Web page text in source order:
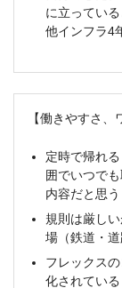
に立ってい
他インフラ4
【働きやすさ、
定時で帰れ
囲でいつで
内容だと思
規則は厳し
場（鉄道・道
フレックス
化されている